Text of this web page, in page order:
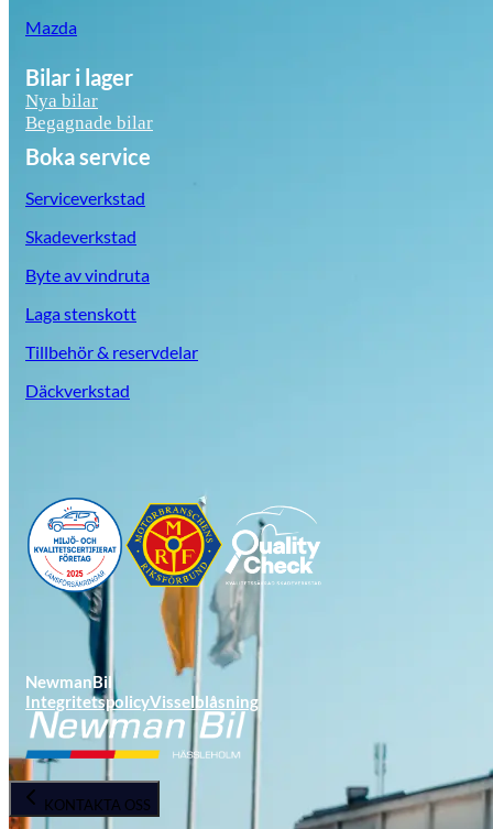
Opel
Mazda
Bilar i lager
Nya bilar
Begagnade bilar
Boka service
Serviceverkstad
Skadeverkstad
Byte av vindruta
Laga stenskott
Tillbehör & reservdelar
Däckverkstad
NewmanBil
IntegritetspolicyVisselblåsning
KONTAKTA OSS